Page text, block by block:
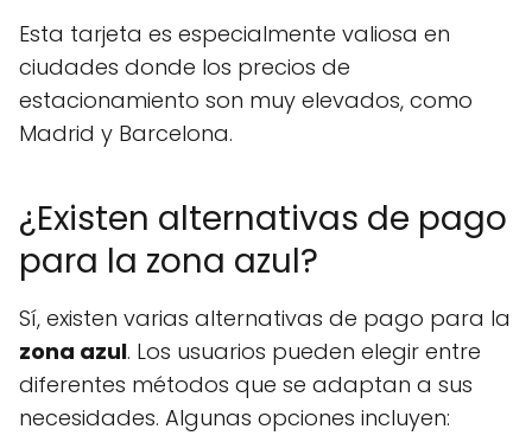
Esta tarjeta es especialmente valiosa en
ciudades donde los precios de
estacionamiento son muy elevados, como
Madrid y Barcelona.
¿Existen alternativas de pago
para la zona azul?
Sí, existen varias alternativas de pago para la
zona azul. Los usuarios pueden elegir entre
diferentes métodos que se adaptan a sus
necesidades. Algunas opciones incluyen: